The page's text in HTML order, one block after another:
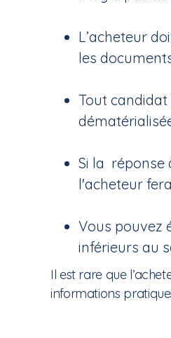
L’acheteur
les
Tout
Si la réponse
l'acheteur
Vous pouvez
inférieurs au
Il est rare que
informations